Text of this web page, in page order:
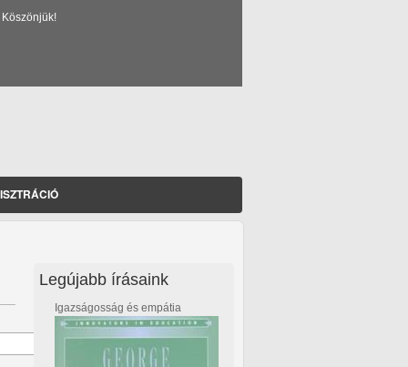
Legújabb írásaink
Igazságosság és empátia